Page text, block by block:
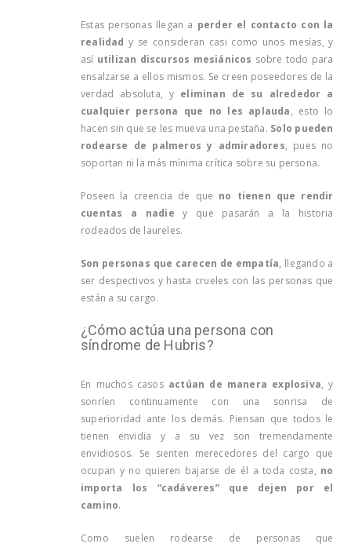
Estas personas llegan a perder el contacto con la
realidad y se consideran casi como unos mesías, y
así utilizan discursos mesiánicos sobre todo para
ensalzarse a ellos mismos. Se creen poseedores de la
verdad absoluta, y eliminan de su alrededor a
cualquier persona que no les aplauda, esto lo
hacen sin que se les mueva una pestaña. Solo pueden
rodearse de palmeros y admiradores, pues no
soportan ni la más mínima crítica sobre su persona.
Poseen la creencia de que no tienen que rendir
cuentas a nadie y que pasarán a la historia
rodeados de laureles.
Son personas que carecen de empatía, llegando a
ser despectivos y hasta crueles con las personas que
están a su cargo.
¿Cómo actúa una persona con
síndrome de Hubris?
En muchos casos actúan de manera explosiva, y
sonríen continuamente con una sonrisa de
superioridad ante los demás. Piensan que todos le
tienen envidia y a su vez son tremendamente
envidiosos. Se sienten merecedores del cargo que
ocupan y no quieren bajarse de él a toda costa, no
importa los “cadáveres” que dejen por el
camino.
Como suelen rodearse de personas que